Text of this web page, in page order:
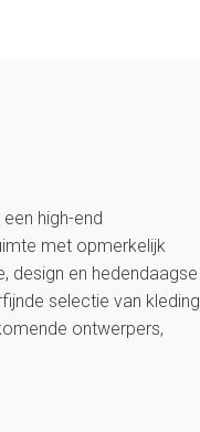
high-end
met opmerkelijk
design en hedendaagse
selectie van kleding
ontwerpers,